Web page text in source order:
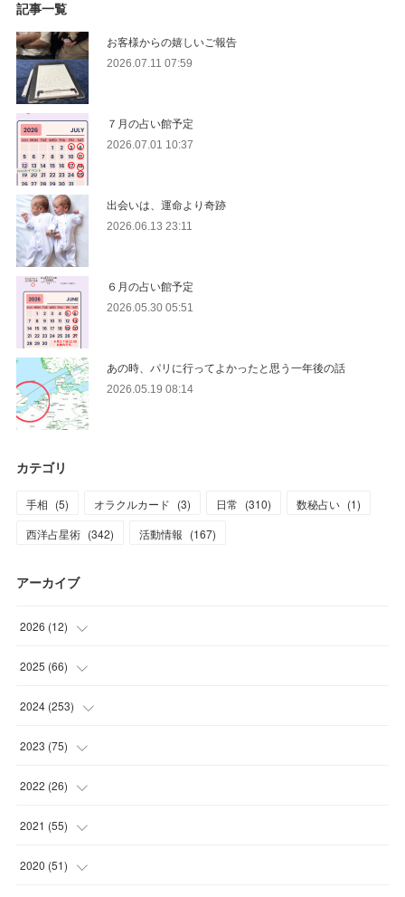
記事一覧
お客様からの嬉しいご報告
2026.07.11 07:59
７月の占い館予定
2026.07.01 10:37
出会いは、運命より奇跡
2026.06.13 23:11
６月の占い館予定
2026.05.30 05:51
あの時、パリに行ってよかったと思う一年後の話
2026.05.19 08:14
カテゴリ
手相 (5) オラクルカード (3) 日常 (310) 数秘占い (1)
西洋占星術 (342) 活動情報 (167)
アーカイブ
2026 (12)
(2
(1)
(3
(1
2025 (66)
(3)
(3
(2
(4
2024 (253)
(14 )
(21 )
(22
(26
2023 (75)
(23 )
(30 )
(6
2022 (26)
(1
(1
2021 (55)
(4
2020 (51)